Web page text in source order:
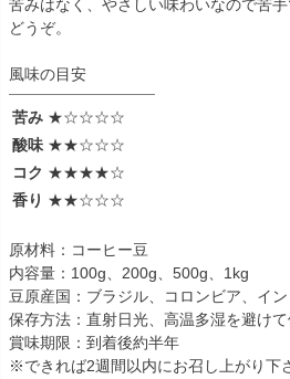
苦みはなく、やさしい味わいなので苦
どうぞ。
風味の目安
苦み ★☆☆☆☆
酸味 ★★☆☆☆
コク ★★★★☆
香り ★★☆☆☆
原材料：コーヒー豆
内容量：100g、200g、500g、1kg
豆原産国：ブラジル、コロンビア、イ
保存方法：直射日光、高温多湿を避けて
賞味期限：到着後約半年
※できれば2週間以内にお召し上がり下